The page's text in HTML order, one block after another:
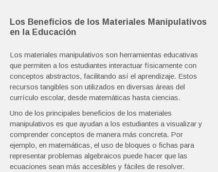
Los Beneficios de los Materiales Manipulativos
en la Educación
Los materiales manipulativos son herramientas educativas
que permiten a los estudiantes interactuar físicamente con
conceptos abstractos, facilitando así el aprendizaje. Estos
recursos tangibles son utilizados en diversas áreas del
currículo escolar, desde matemáticas hasta ciencias.
Uno de los principales beneficios de los materiales
manipulativos es que ayudan a los estudiantes a visualizar y
comprender conceptos de manera más concreta. Por
ejemplo, en matemáticas, el uso de bloques o fichas para
representar problemas algebraicos puede hacer que las
ecuaciones sean más accesibles y fáciles de resolver.